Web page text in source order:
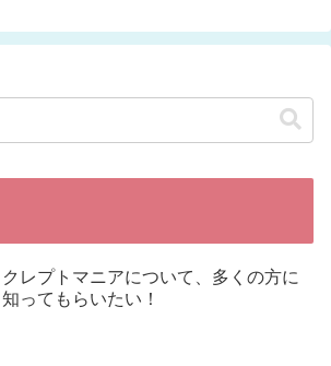
クレプトマニアについて、多くの方に
知ってもらいたい！